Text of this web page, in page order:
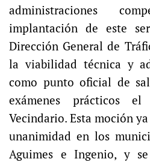
administraciones
implantación de este
Dirección General de
la viabilidad técnica y
como punto oficial de
exámenes prácticos
Vecindario. Esta moción
unanimidad en los
Aguimes e Ingenio, y